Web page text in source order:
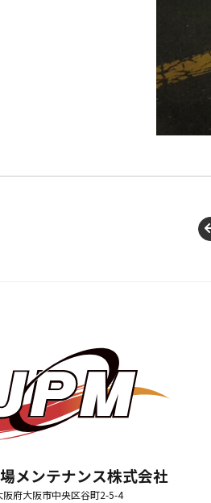
メンテナンス株式会社
阪府大阪市中央区谷町2-5-4